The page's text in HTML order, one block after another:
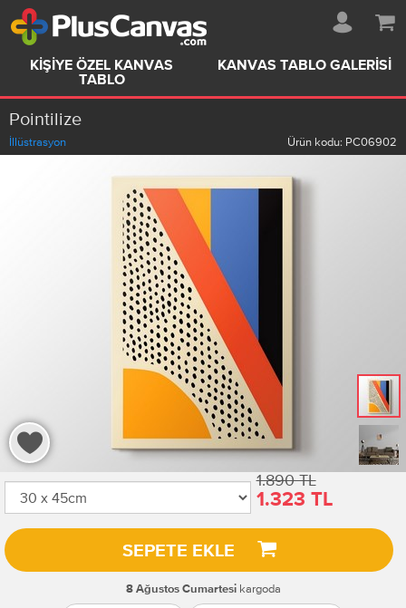
KIŞIYE ÖZEL KANVAS
TABLO
KANVAS TABLO GALERISI
Pointilize
İllüstrasyon Ürün kodu: PC06902
1.890 TL
1.323 TL
SEPETE EKLE
8 Ağustos Cumartesikargoda